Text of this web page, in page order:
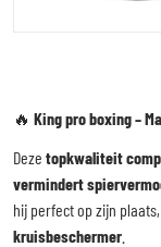
🔥 King pro boxing –
Deze topkwaliteit
vermindert
hij perfect op zijn
kruisbeschermer